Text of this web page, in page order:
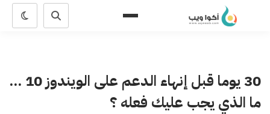
30 يوما قبل إنهاء الدعم على الويندوز 10 ...
ما الذي يجب عليك فعله ؟